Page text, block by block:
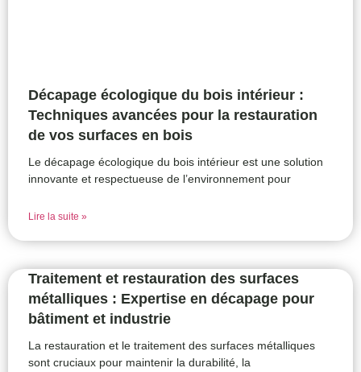
Décapage écologique du bois intérieur :
Techniques avancées pour la restauration
de vos surfaces en bois
Le décapage écologique du bois intérieur est une solution
innovante et respectueuse de l’environnement pour
Lire la suite »
Traitement et restauration des surfaces
métalliques : Expertise en décapage pour
bâtiment et industrie
La restauration et le traitement des surfaces métalliques
sont cruciaux pour maintenir la durabilité, la